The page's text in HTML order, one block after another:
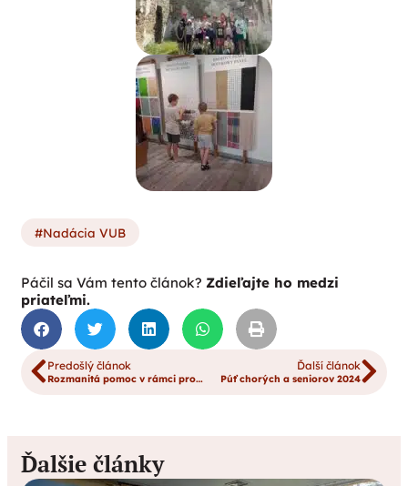
Nadácia VUB
Páčil sa Vám tento článok? Zdieľajte ho medzi
priateľmi.
Predošlý článok
Rozmanitá pomoc v rámci projektu EPH
Ďalší článok
Púť chorých a seniorov 2024
Ďalšie články